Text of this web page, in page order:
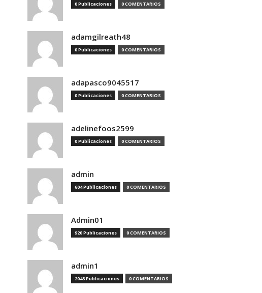
0 Publicaciones 0 COMENTARIOS
adamgilreath48
0 Publicaciones 0 COMENTARIOS
adapasco9045517
0 Publicaciones 0 COMENTARIOS
adelinefoos2599
0 Publicaciones 0 COMENTARIOS
admin
604 Publicaciones 0 COMENTARIOS
Admin01
920 Publicaciones 0 COMENTARIOS
admin1
2043 Publicaciones 0 COMENTARIOS